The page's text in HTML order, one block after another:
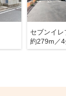
約279m／